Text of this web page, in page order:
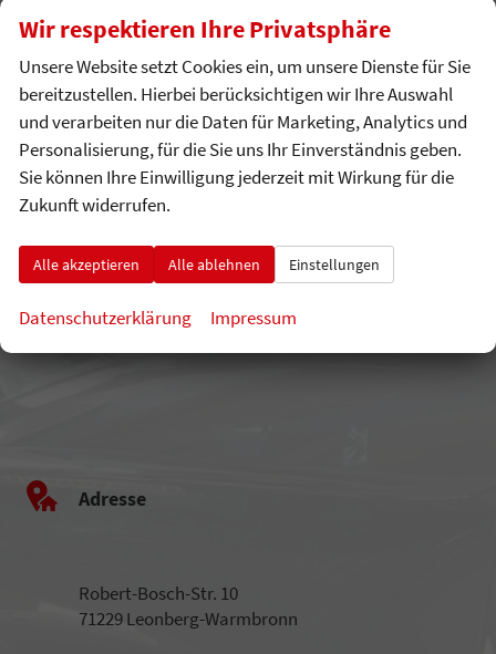
Kontaktaufnahme
Können wir Ihnen behilflich sein?
Wir freuenuns auf Sie!
Adresse
Robert-Bosch-Str. 10
71229 Leonberg-Warmbronn
Wir respektieren Ihre Privatsphäre
Unsere Website setzt Cookies ein, um unsere Dienste für Sie
bereitzustellen. Hierbei berücksichtigen wir Ihre Auswahl
und verarbeiten nur die Daten für Marketing, Analytics und
Personalisierung, für die Sie uns Ihr Einverständnis geben.
Sie können Ihre Einwilligung jederzeit mit Wirkung für die
Zukunft widerrufen.
Alle akzeptieren Alle ablehnen Einstellungen
Datenschutzerklärung Impressum